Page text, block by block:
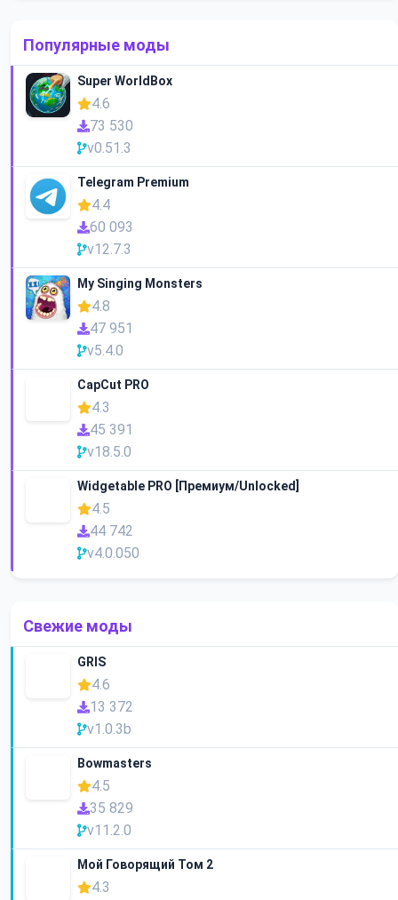
Популярные моды
Super WorldBox
4.6
73 530
v0.51.3
Telegram Premium
4.4
60 093
v12.7.3
My Singing Monsters
4.8
47 951
v5.4.0
CapCut PRO
4.3
45 391
v18.5.0
Widgetable PRO [Премиум/Unlocked]
4.5
44 742
v4.0.050
Свежие моды
GRIS
4.6
13 372
v1.0.3b
Bowmasters
4.5
35 829
v11.2.0
Мой Говорящий Том 2
4.3